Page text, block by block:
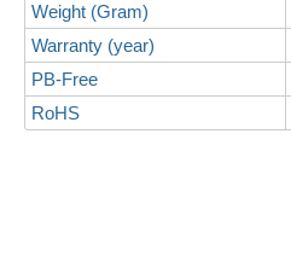
Weight (Gram)
Warranty (year)
PB-Free
RoHS